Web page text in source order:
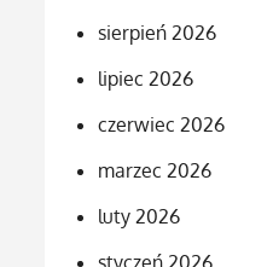
sierpień 2026
lipiec 2026
czerwiec 2026
marzec 2026
luty 2026